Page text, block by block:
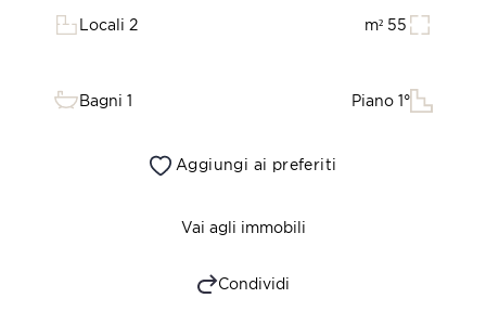
Locali 2 m² 55
Bagni 1 Piano 1°
Aggiungi ai preferiti
Vai agli immobili
Condividi